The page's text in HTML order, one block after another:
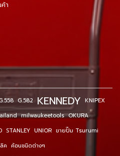
า
G.582 KENNEDY KNIPEX
milwaukeetools OKURA
STANLEY UNIOR ขายปั๊ม Tsurumi
ค ค้อนชนิดต่างๆ